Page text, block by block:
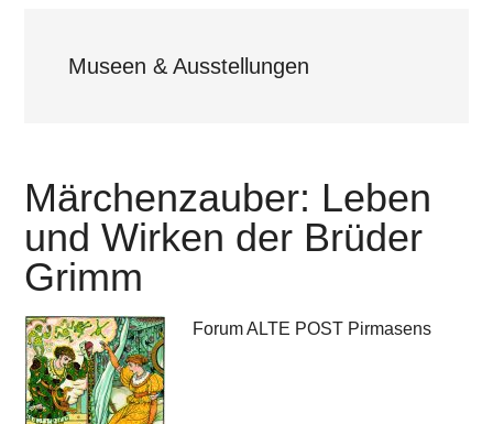
Museen & Ausstellungen
Märchenzauber: Leben
und Wirken der Brüder
Grimm
Forum ALTE POST Pirmasens